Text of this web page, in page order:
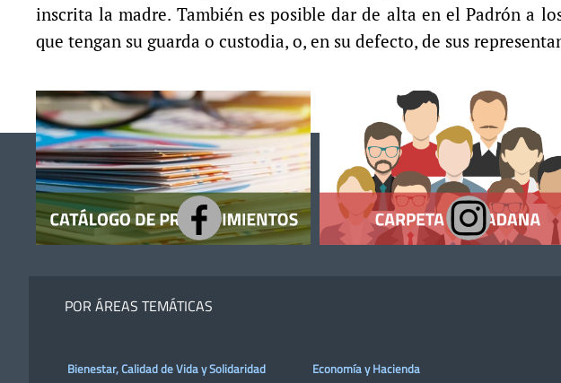
inscrita la madre. También es posible dar de alta en el Padrón a
que tengan su guarda o custodia, o, en su defecto, de sus
POR ÁREAS TEMÁTICAS
Bienestar, Calidad de Vida y Solidaridad Economía y Hacienda